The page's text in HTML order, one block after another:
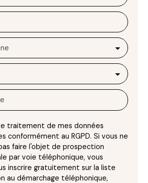
traitement de mes données
conformément au RGPD. Si vous ne
faire l'objet de prospection
par voie téléphonique, vous
inscrire gratuitement sur la liste
au démarchage téléphonique,